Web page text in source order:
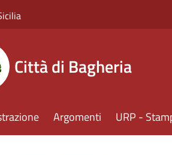
Città di Bagheria
Argomenti URP -